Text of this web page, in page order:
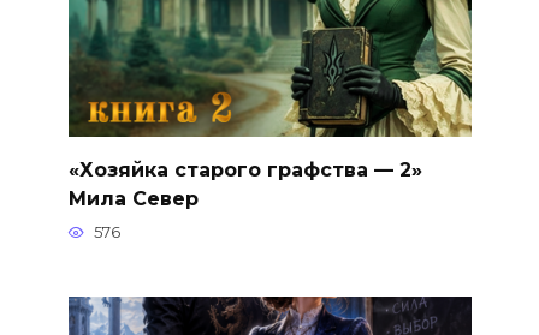
«Хозяйка старого графства — 2»
Мила Север
576